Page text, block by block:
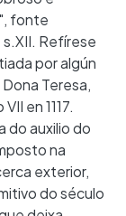
fonte
Refírese
por algún
Teresa,
en 1117.
do auxilio do
na
exterior,
do século